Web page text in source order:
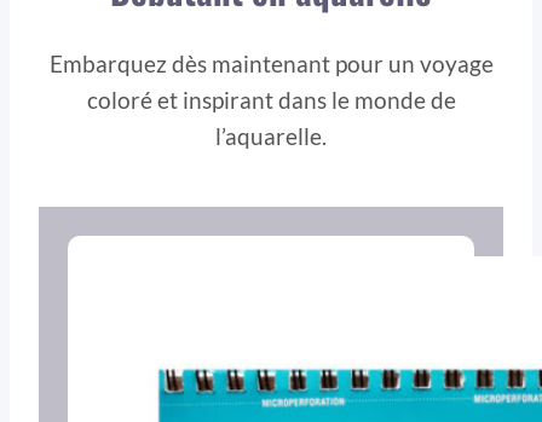
Embarquez dès maintenant pour un voyage
coloré et inspirant dans le monde de
l’aquarelle.